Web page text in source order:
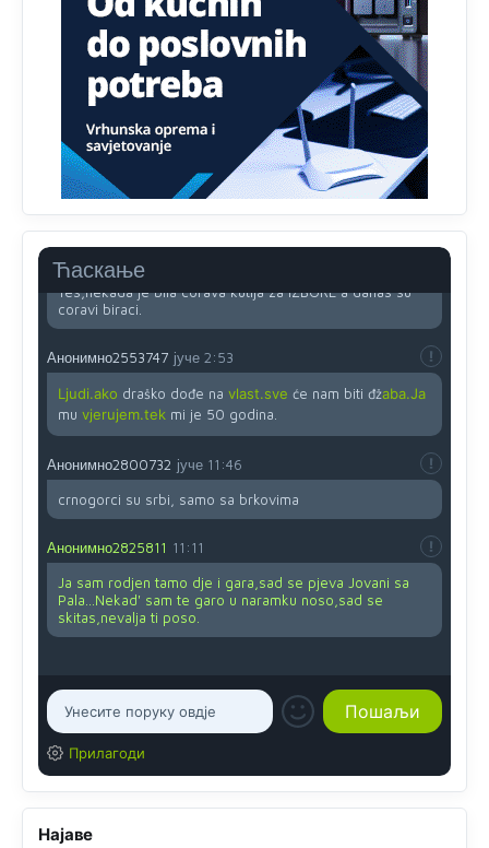
Ћаскање
Uvođenje pravila da se umjesto dosadašnjeg znaka "X"
(krstića) kružić ispred kandidata mora u potpunosti
obojiti (popuniti) uvedeno je isključivo zbog tehničkih
zahtjeva optičkih skenera.
Анонимно2818605 јуче 11:45
Ovo pravilo jeste unijelo opravdan strah, posebno kada
su u pitanju starije osobe, osobe sa slabijim vidom ili
Yes,nekada je bila corava kutija za IZBORE a danas su
coravi biraci.
Анонимно2553747 јуче 2:53
Ljudi.ako draško dođe na vlast.sve će nam biti đžaba.Ja
mu vjerujem.tek mi je 50 godina.
Анонимно2800732 јуче 11:46
crnogorci su srbi, samo sa brkovima
Анонимно2825811 11:11
Ja sam rodjen tamo dje i gara,sad se pjeva Jovani sa
Pala...Nekad' sam te garo u naramku noso,sad se
skitas,nevalja ti poso.
Прилагоди
Најаве